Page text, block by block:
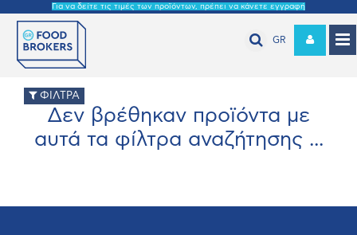
Για να δείτε τις τιμές των προϊόντων, πρέπει να κάνετε εγγραφή
GR
ΦΙΛΤΡΑ
Δεν βρέθηκαν προϊόντα με
αυτά τα φίλτρα αναζήτησης ...